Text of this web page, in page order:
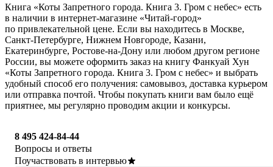
Книга «Коты Запретного города. Книга 3. Гром с небес» есть
в наличии в интернет-магазине «Читай-город»
по привлекательной цене. Если вы находитесь в Москве,
Санкт-Петербурге, Нижнем Новгороде, Казани,
Екатеринбурге, Ростове-на-Дону или любом другом регионе
России, вы можете оформить заказ на книгу Фанкуай Хун
«Коты Запретного города. Книга 3. Гром с небес» и выбрать
удобный способ его получения: самовывоз, доставка курьером
или отправка почтой. Чтобы покупать книги вам было ещё
приятнее, мы регулярно проводим акции и конкурсы.
8 495 424-84-44
Вопросы и ответы
Поучаствовать в интервью